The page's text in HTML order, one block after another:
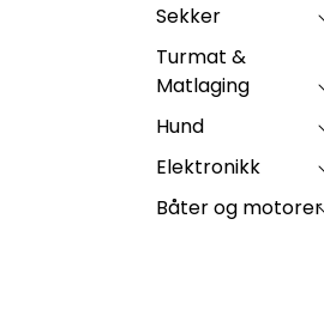
Sekker
Turmat &
Matlaging
Hund
Elektronikk
Båter og motorer